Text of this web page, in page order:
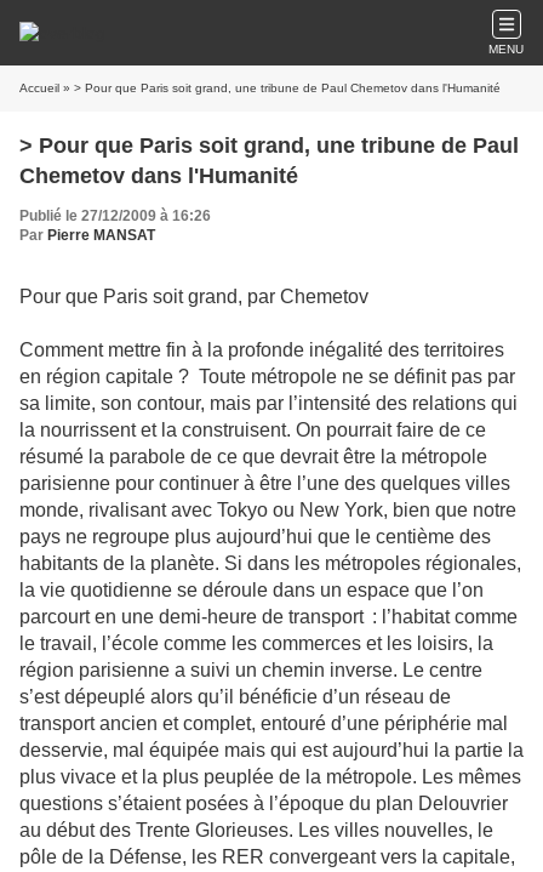
MENU
Accueil » > Pour que Paris soit grand, une tribune de Paul Chemetov dans l'Humanité
> Pour que Paris soit grand, une tribune de Paul
Chemetov dans l'Humanité
Publié le 27/12/2009 à 16:26
Par Pierre MANSAT
Pour que Paris soit grand, par Chemetov
Comment mettre fin à la profonde inégalité des territoires
en région capitale ? Toute métropole ne se définit pas par
sa limite, son contour, mais par l’intensité des relations qui
la nourrissent et la construisent. On pourrait faire de ce
résumé la parabole de ce que devrait être la métropole
parisienne pour continuer à être l’une des quelques villes
monde, rivalisant avec Tokyo ou New York, bien que notre
pays ne regroupe plus aujourd’hui que le centième des
habitants de la planète. Si dans les métropoles régionales,
la vie quotidienne se déroule dans un espace que l’on
parcourt en une demi-heure de transport : l’habitat comme
le travail, l’école comme les commerces et les loisirs, la
région parisienne a suivi un chemin inverse. Le centre
s’est dépeuplé alors qu’il bénéficie d’un réseau de
transport ancien et complet, entouré d’une périphérie mal
desservie, mal équipée mais qui est aujourd’hui la partie la
plus vivace et la plus peuplée de la métropole. Les mêmes
questions s’étaient posées à l’époque du plan Delouvrier
au début des Trente Glorieuses. Les villes nouvelles, le
pôle de la Défense, les RER convergeant vers la capitale,